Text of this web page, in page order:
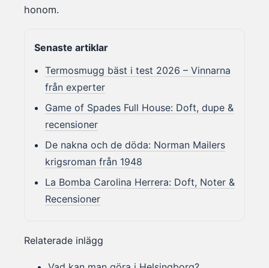
honom.
Senaste artiklar
Termosmugg bäst i test 2026 – Vinnarna
från experter
Game of Spades Full House: Doft, dupe &
recensioner
De nakna och de döda: Norman Mailers
krigsroman från 1948
La Bomba Carolina Herrera: Doft, Noter &
Recensioner
Relaterade inlägg